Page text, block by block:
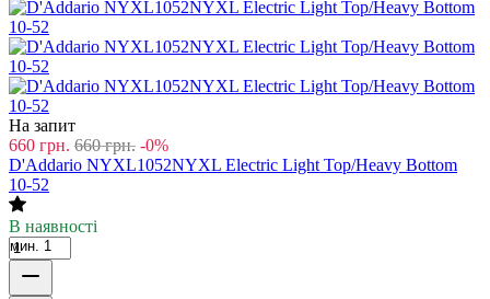
На запит
660 грн. 660 грн. -0%
D'Addario NYXL1052NYXL Electric Light Top/Heavy Bottom
10-52
В наявності
мин. 1